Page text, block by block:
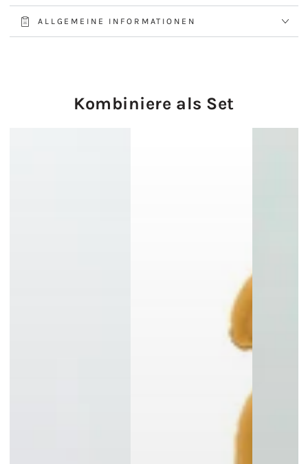
ALLGEMEINE INFORMATIONEN
Kombiniere als Set